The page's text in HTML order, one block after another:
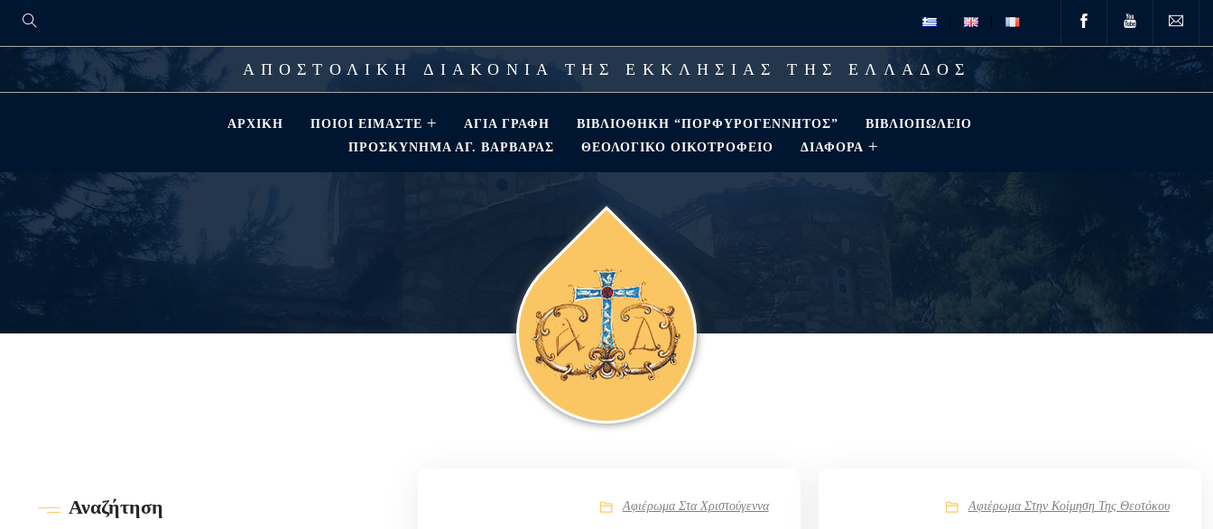
ΑΠΟΣΤΟΛΙΚΗ ΔΙΑΚΟΝΙΑ ΤΗΣ ΕΚΚΛΗΣΙΑΣ ΤΗΣ ΕΛΛΑΔΟΣ
ΑΡΧΙΚΉ ΠΟΙΟΊ ΕΊΜΑΣΤΕ ΑΓΊΑ ΓΡΑΦΉ ΒΙΒΛΙΟΘΗΚΗ “ΠΟΡΦΥΡΟΓΕΝΝΗΤΟΣ”
ΒΙΒΛΙΟΠΩΛΕΊΟ
ΠΡΟΣΚΎΝΗΜΑ ΑΓ. ΒΑΡΒΆΡΑΣ
ΘΕΟΛΟΓΙΚΌ ΟΙΚΟΤΡΟΦΕΊΟ ΔΙΑΦΟΡΑ
Αφιέρωμα Στα Χριστούγεννα Αφιέρωμα Στην Κοίμηση Της Θεοτόκου
Αναζήτηση